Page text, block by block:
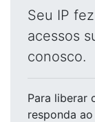
Seu IP
acessos
conosco.
Para liberar
responda